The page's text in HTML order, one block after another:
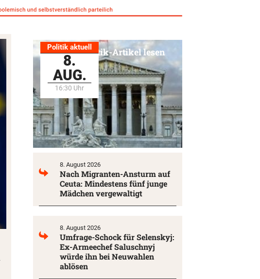
Politik aktuell
8.
AUG.
16:30 Uhr
Alle Politik-Artikel lesen
8. August 2026
Nach Migranten-Ansturm auf
Ceuta: Mindestens fünf junge
Mädchen vergewaltigt
8. August 2026
Umfrage-Schock für Selenskyj:
Ex-Armeechef Saluschnyj
würde ihn bei Neuwahlen
ablösen